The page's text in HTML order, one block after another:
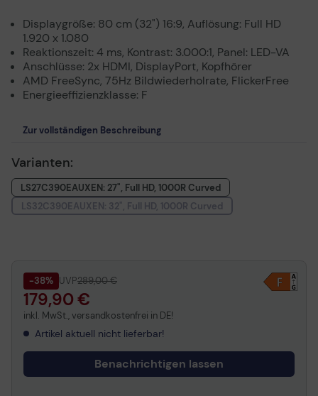
Displaygröße: 80 cm (32") 16:9, Auflösung: Full HD
1.920 x 1.080
Reaktionszeit: 4 ms, Kontrast: 3.000:1, Panel: LED-VA
Anschlüsse: 2x HDMI, DisplayPort, Kopfhörer
AMD FreeSync, 75Hz Bildwiederholrate, FlickerFree
Energieeffizienzklasse: F
Zur vollständigen Beschreibung
Varianten:
LS27C390EAUXEN: 27", Full HD, 1000R Curved
LS32C390EAUXEN: 32", Full HD, 1000R Curved
-38% UVP289,00 €
179,90 €
inkl. MwSt., versandkostenfrei in DE!
Artikel aktuell nicht lieferbar!
Benachrichtigen lassen